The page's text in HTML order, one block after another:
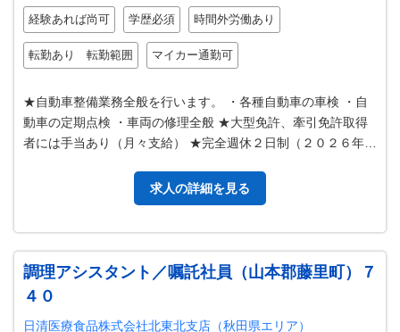
経験あれば尚可 学歴必須 時間外労働あり
転勤あり 転勤範囲 マイカー通勤可
★自動車整備業務全般を行います。 ・各種自動車の車検 ・自
動車の定期点検 ・車両の修理全般 ★大型免許、牽引免許取得
者には手当あり（月々支給） ★完全週休２日制（２０２６年度
求人の詳細を見る
調理アシスタント／嘱託社員（山本郡藤里町）７
４０
日清医療食品株式会社北東北支店（秋田県エリア）